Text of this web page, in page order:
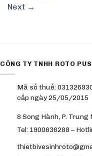
Next →
CÔNG TY TNHH ROTO
Mã số thuế:
cấp ngày 25/05/2015
8 Song Hành, P. Trung
Tel: 1900636288 –